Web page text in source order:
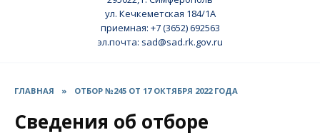
ул. Кечкеметская 184/1А
приемная: +7 (3652) 692563
эл.почта: sad@sad.rk.gov.ru
ГЛАВНАЯ » ОТБОР №245 ОТ 17 ОКТЯБРЯ 2022 ГОДА
Сведения об отборе